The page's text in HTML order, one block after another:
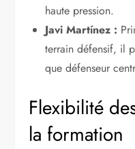
haute pression.
Javi Martínez :
terrain défensif, il
que défenseur
Flexibilité
la formation